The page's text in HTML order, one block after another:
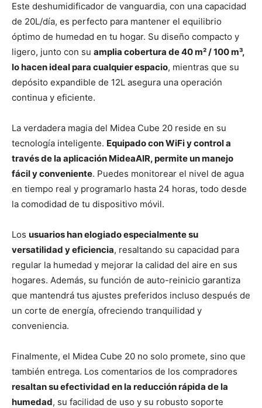
Este deshumidificador de vanguardia, con una capacidad
de 20L/día, es perfecto para mantener el equilibrio
óptimo de humedad en tu hogar. Su diseño compacto y
ligero, junto con su amplia cobertura de 40 m² / 100 m³,
lo hacen ideal para cualquier espacio, mientras que su
depósito expandible de 12L asegura una operación
continua y eficiente.
La verdadera magia del Midea Cube 20 reside en su
tecnología inteligente. Equipado con WiFi y control a
través de la aplicación MideaAIR, permite un manejo
fácil y conveniente. Puedes monitorear el nivel de agua
en tiempo real y programarlo hasta 24 horas, todo desde
la comodidad de tu dispositivo móvil.
Los usuarios han elogiado especialmente su
versatilidad y eficiencia, resaltando su capacidad para
regular la humedad y mejorar la calidad del aire en sus
hogares. Además, su función de auto-reinicio garantiza
que mantendrá tus ajustes preferidos incluso después de
un corte de energía, ofreciendo tranquilidad y
conveniencia.
Finalmente, el Midea Cube 20 no solo promete, sino que
también entrega. Los comentarios de los compradores
resaltan su efectividad en la reducción rápida de la
humedad, su facilidad de uso y su robusto soporte